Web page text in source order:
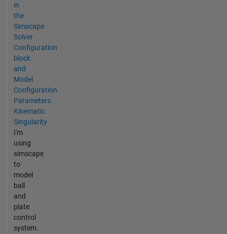
in
the
Simscape
Solver
Configuration
block
and
Model
Configuration
Parameters.
Kinematic
Singularity
I'm
using
simscape
to
model
ball
and
plate
control
system.